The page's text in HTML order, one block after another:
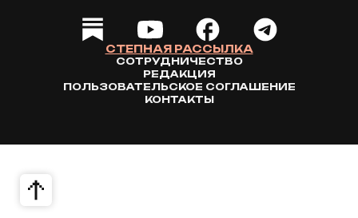
СТЕПНАЯ РАССЫЛКА
СОТРУДНИЧЕСТВО
РЕДАКЦИЯ
ПОЛЬЗОВАТЕЛЬСКОЕ СОГЛАШЕНИЕ
КОНТАКТЫ